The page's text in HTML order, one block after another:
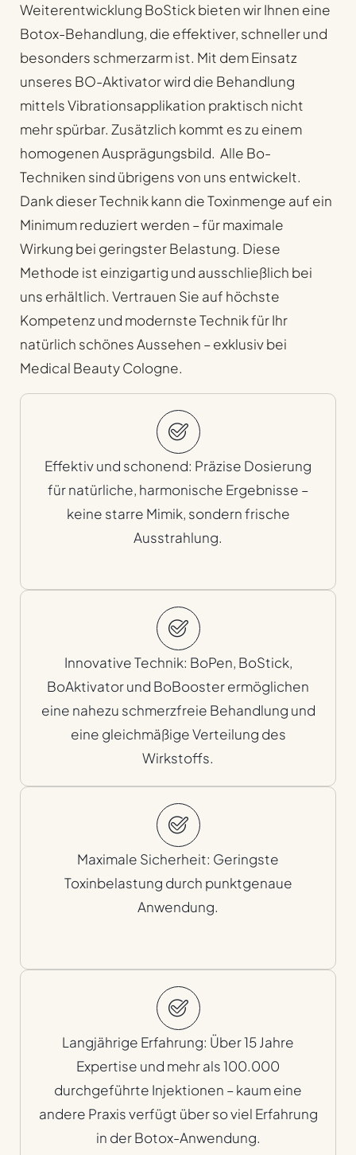
Weiterentwicklung BoStick bieten wir Ihnen eine
Botox-Behandlung, die effektiver, schneller und
besonders schmerzarm ist. Mit dem Einsatz
unseres BO-Aktivator wird die Behandlung
mittels Vibrationsapplikation praktisch nicht
mehr spürbar. Zusätzlich kommt es zu einem
homogenen Ausprägungsbild. Alle Bo-
Techniken sind übrigens von uns entwickelt.
Dank dieser Technik kann die Toxinmenge auf ein
Minimum reduziert werden – für maximale
Wirkung bei geringster Belastung. Diese
Methode ist einzigartig und ausschließlich bei
uns erhältlich. Vertrauen Sie auf höchste
Kompetenz und modernste Technik für Ihr
natürlich schönes Aussehen – exklusiv bei
Medical Beauty Cologne.
Effektiv und schonend: Präzise Dosierung
für natürliche, harmonische Ergebnisse –
keine starre Mimik, sondern frische
Ausstrahlung.
Innovative Technik: BoPen, BoStick,
BoAktivator und BoBooster ermöglichen
eine nahezu schmerzfreie Behandlung und
eine gleichmäßige Verteilung des
Wirkstoffs.
Maximale Sicherheit: Geringste
Toxinbelastung durch punktgenaue
Anwendung.
Langjährige Erfahrung: Über 15 Jahre
Expertise und mehr als 100.000
durchgeführte Injektionen – kaum eine
andere Praxis verfügt über so viel Erfahrung
in der Botox-Anwendung.